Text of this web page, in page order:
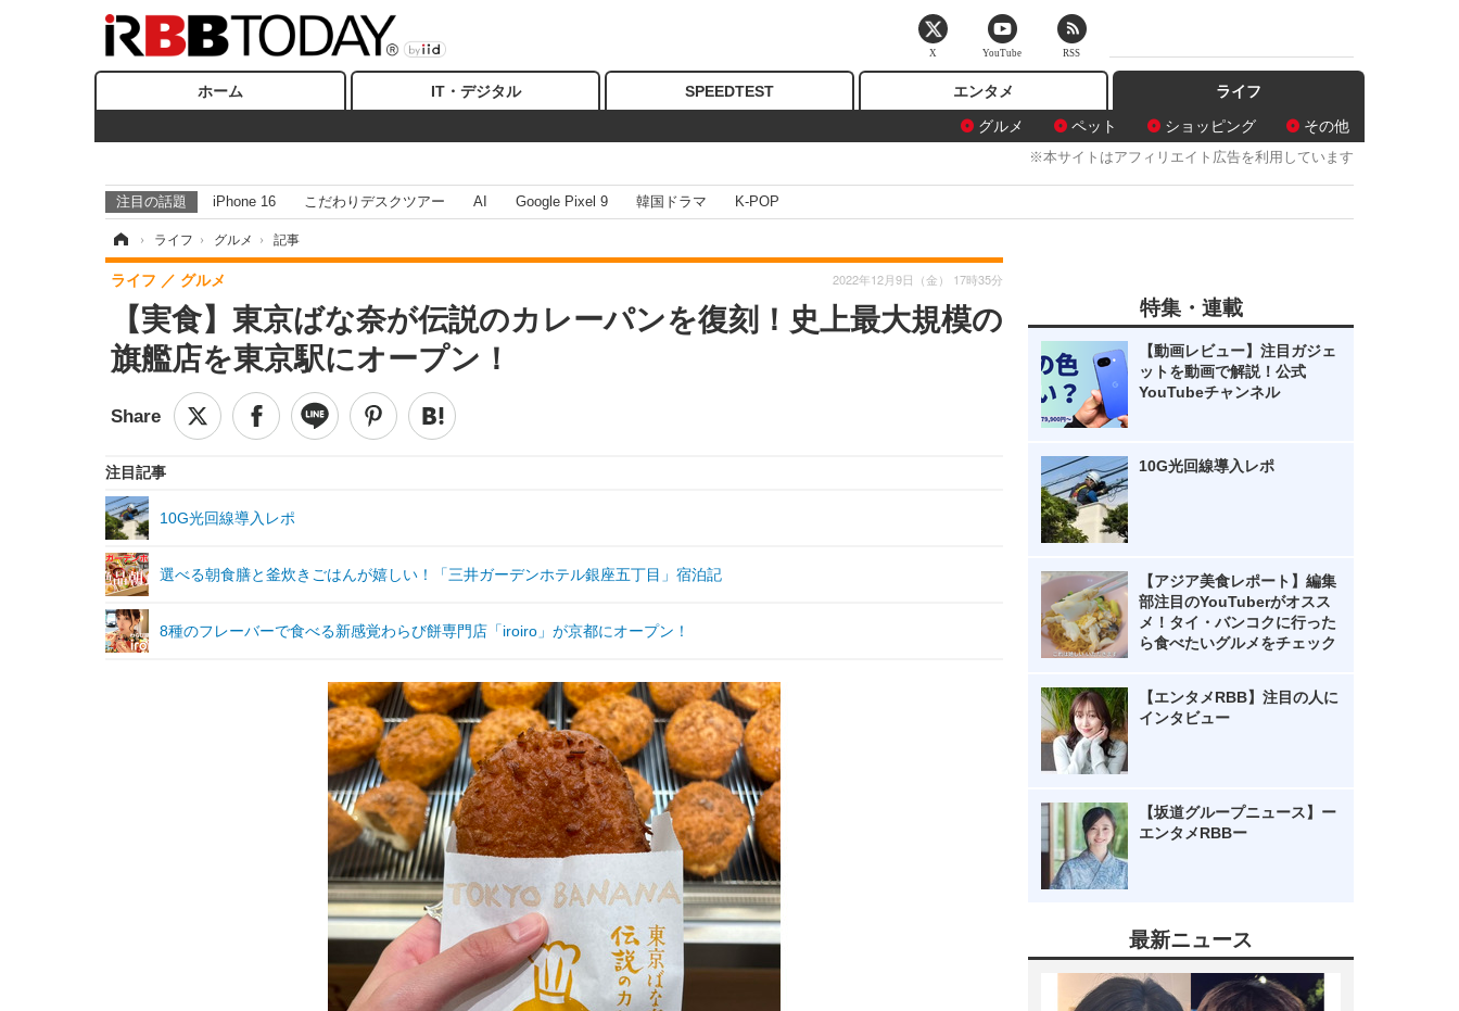
ホーム IT・デジタル SPEEDTEST エンタメ
ライフ
グルメ
ペット ショッピング その他
※本サイトはアフィリエイト広告を利用しています
注目の話題 iPhone 16 こだわりデスクツアー AI Google Pixel 9 韓国ドラマ K-POP
› ライフ › グルメ › 記事
【実食】東京ばな奈が伝説のカレーパンを復刻！史上最大規模の
旗艦店を東京駅にオープン！
ライフ グルメ 2022年12月9日（金） 17時35分
注目記事
10G光回線導入レポ
選べる朝食膳と釜炊きごはんが嬉しい！「三井ガーデンホテル銀座五丁目」宿泊記
8種のフレーバーで食べる新感覚わらび餅専門店「iroiro」が京都にオープン！
特集・連載
【動画レビュー】注目ガジェ
ットを動画で解説！公式
YouTubeチャンネル
10G光回線導入レポ
【アジア美食レポート】編集
部注目のYouTuberがオスス
メ！タイ・バンコクに行った
ら食べたいグルメをチェック
【エンタメRBB】注目の人に
インタビュー
【坂道グループニュース】ー
エンタメRBBー
最新ニュース
X YouTube RSS